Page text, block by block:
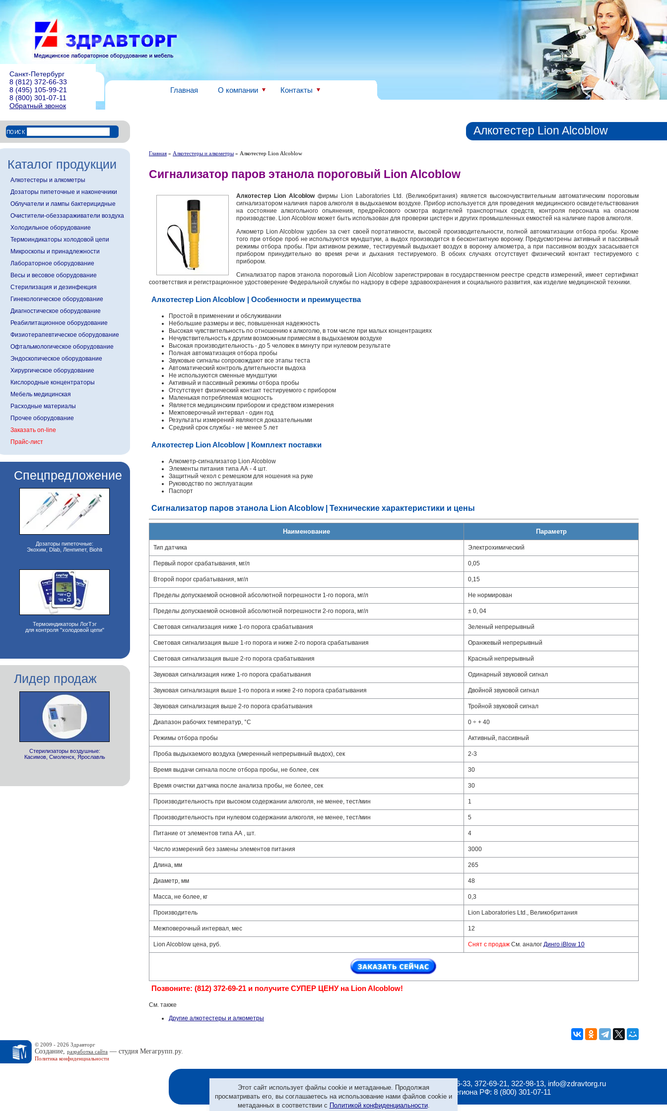
Санкт-Петербург
8 (812) 372-66-33
8 (495) 105-99-21
8 (800) 301-07-11
Обратный звонок
Главная О компании Контакты
Каталог продукции
Алкотестеры и алкометры
Дозаторы пипеточные и наконечники
Облучатели и лампы бактерицидные
Очистители-обеззараживатели воздуха
Холодильное оборудование
Термоиндикаторы холодовой цепи
Микроскопы и принадлежности
Лабораторное оборудование
Весы и весовое оборудование
Стерилизация и дезинфекция
Гинекологическое оборудование
Диагностическое оборудование
Реабилитационное оборудование
Физиотерапевтическое оборудование
Офтальмологическое оборудование
Эндоскопическое оборудование
Хирургическое оборудование
Кислородные концентраторы
Мебель медицинская
Расходные материалы
Прочее оборудование
Заказать on-line
Прайс-лист
Спецпредложение
Дозаторы пипеточные:
Экохим, Dlab, Ленпипет, Biohit
Термоиндикаторы ЛогТэг
для контроля "холодовой цепи"
Лидер продаж
Стерилизаторы воздушные:
Касимов, Смоленск, Ярославль
Алкотестер Lion Alcoblow
Главная » Алкотестеры и алкометры » Алкотестер Lion Alcoblow
Сигнализатор паров этанола пороговый Lion Alcoblow
Алкотестер Lion Alcoblowфирмы Lion Laboratories Ltd. (Великобритания) является высокочувствительным автоматическим пороговым
сигнализатором наличия паров алкоголя в выдыхаемом воздухе. Прибор используется для проведения медицинского освидетельствования
на состояние алкогольного опьянения, предрейсового осмотра водителей транспортных средств, контроля персонала на опасном
производстве. Lion Alcoblow может быть использован для проверки цистерн и других промышленных емкостей на наличие паров алкоголя.
Алкометр Lion Alcoblow удобен за счет своей портативности, высокой производительности, полной автоматизации отбора пробы. Кроме
того при отборе проб не используются мундштуки, а выдох производится в бесконтактную воронку. Предусмотрены активный и пассивный
режимы отбора пробы. При активном режиме, тестируемый выдыхает воздух в воронку алкометра, а при пассивном воздух засасывается
прибором принудительно во время речи и дыхания тестируемого. В обоих случаях отсутствует физический контакт тестируемого с
прибором.
Сигнализатор паров этанола пороговый Lion Alcoblow зарегистрирован в государственном реестре средств измерений, имеет сертификат
соответствия и регистрационное удостоверение Федеральной службы по надзору в сфере здравоохранения и социального развития, как изделие медицинской техники.
Алкотестер Lion Alcoblow | Особенности и преимущества
Простой в применении и обслуживании
Небольшие размеры и вес, повышенная надежность
Высокая чувствительность по отношению к алкоголю, в том числе при малых концентрациях
Нечувствительность к другим возможным примесям в выдыхаемом воздухе
Высокая производительность - до 5 человек в минуту при нулевом результате
Полная автоматизация отбора пробы
Звуковые сигналы сопровождают все этапы теста
Автоматический контроль длительности выдоха
Не используются сменные мундштуки
Активный и пассивный режимы отбора пробы
Отсутствует физический контакт тестируемого с прибором
Маленькая потребляемая мощность
Является медицинским прибором и средством измерения
Межповерочный интервал - один год
Результаты измерений являются доказательными
Средний срок службы - не менее 5 лет
Алкотестер Lion Alcoblow | Комплект поставки
Алкометр-сигнализатор Lion Alcoblow
Элементы питания типа АА - 4 шт.
Защитный чехол с ремешком для ношения на руке
Руководство по эксплуатации
Паспорт
Сигнализатор паров этанола Lion Alcoblow | Технические характеристики и цены
Наименование Параметр
Тип датчика Электрохимический
Первый порог срабатывания, мг/л 0,05
Второй порог срабатывания, мг/л 0,15
Пределы допускаемой основной абсолютной погрешности 1-го порога, мг/л Не нормирован
Пределы допускаемой основной абсолютной погрешности 2-го порога, мг/л ± 0, 04
Световая сигнализация ниже 1-го порога срабатывания Зеленый непрерывный
Световая сигнализация выше 1-го порога и ниже 2-го порога срабатывания Оранжевый непрерывный
Световая сигнализация выше 2-го порога срабатывания Красный непрерывный
Звуковая сигнализация ниже 1-го порога срабатывания Одинарный звуковой сигнал
Звуковая сигнализация выше 1-го порога и ниже 2-го порога срабатывания Двойной звуковой сигнал
Звуковая сигнализация выше 2-го порога срабатывания Тройной звуковой сигнал
Диапазон рабочих температур, °С 0 ÷ + 40
Режимы отбора пробы Активный, пассивный
Проба выдыхаемого воздуха (умеренный непрерывный выдох), сек 2-3
Время выдачи сигнала после отбора пробы, не более, сек 30
Время очистки датчика после анализа пробы, не более, сек 30
Производительность при высоком содержании алкоголя, не менее, тест/мин 1
Производительность при нулевом содержании алкоголя, не менее, тест/мин 5
Питание от элементов типа АА , шт. 4
Число измерений без замены элементов питания 3000
Длина, мм 265
Диаметр, мм 48
Масса, не более, кг 0,3
Производитель Lion Laboratories Ltd., Великобритания
Межповерочный интервал, мес 12
Lion Alcoblow цена, руб. Снят с продаж См. аналог Динго iBlow 10
Позвоните: (812) 372-69-21 и получите СУПЕР ЦЕНУ на Lion Alcoblow!
См. также
Другие алкотестеры и алкометры
© 2009 - 2026 Здравторг
Создание, разработка сайта — студия Мегагрупп.ру.
Политика конфиденциальности
г. Санкт-Петербург, пр. Елизарова, дом 17, офис 206, 8 (812) 372-66-33, 372-69-21, 322-98-13, info@zdravtorg.ru
Москва:8 (495) 105-99-21, бесплатно из любого региона РФ: 8 (800) 301-07-11
Этот сайт использует файлы cookie и метаданные. Продолжая
просматривать его, вы соглашаетесь на использование нами файлов cookie и
метаданных в соответствии с Политикой конфиденциальности.